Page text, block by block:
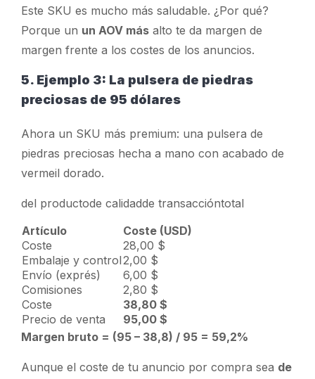
Este SKU es mucho más saludable. ¿Por qué?
Porque un un AOV más alto te da margen de
margen frente a los costes de los anuncios.
5. Ejemplo 3: La pulsera de piedras
preciosas de 95 dólares
Ahora un SKU más premium: una pulsera de
piedras preciosas hecha a mano con acabado de
vermeil dorado.
del productode calidadde transaccióntotal
Artículo
Coste (USD)
Coste
28,00 $
Embalaje y control2,00 $
Envío (exprés)
6,00 $
Comisiones
2,80 $
Coste
38,80 $
Precio de venta
95,00 $
Margen bruto = (95 – 38,8) / 95 = 59,2%
Aunque el coste de tu anuncio por compra sea de